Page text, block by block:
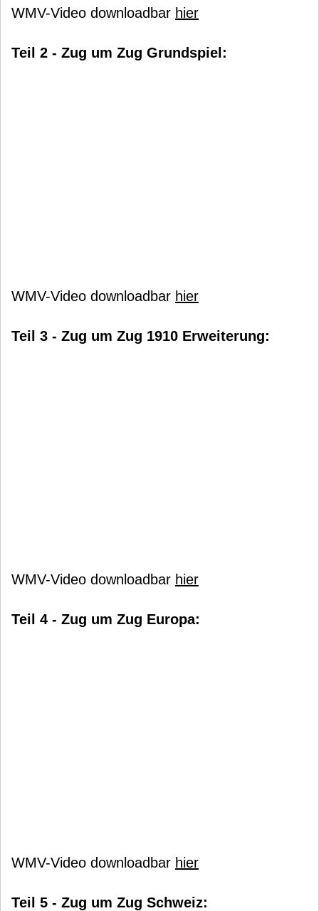
WMV-Video downloadbar hier
Teil 2 - Zug um Zug Grundspiel:
WMV-Video downloadbar hier
Teil 3 - Zug um Zug 1910 Erweiterung:
WMV-Video downloadbar hier
Teil 4 - Zug um Zug Europa:
WMV-Video downloadbar hier
Teil 5 - Zug um Zug Schweiz: